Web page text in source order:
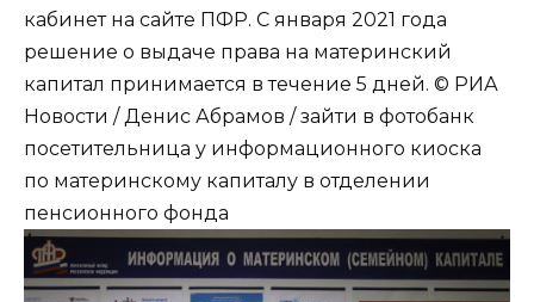
кабинет на сайте ПФР. С января 2021 года
решение о выдаче права на материнский
капитал принимается в течение 5 дней. © РИА
Новости / Денис Абрамов / зайти в фотобанк
посетительница у информационного киоска
по материнскому капиталу в отделении
пенсионного фонда